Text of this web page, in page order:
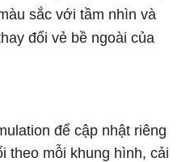
sắc với tầm nhìn và
đổi vẻ bề ngoài của
để cập nhật riêng
theo mỗi khung hình, cải